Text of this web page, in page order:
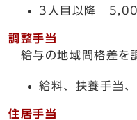
3人目以降
調整手当
給与の地域間格差を
給料、扶養手当
住居手当